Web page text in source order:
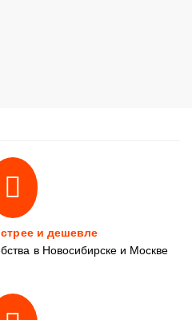
и дешевле
в Новосибирске и Москве